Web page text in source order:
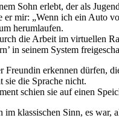
Sohn erlebt, der als
er mir: „Wenn ich ein Auto
herumlaufen.
die Arbeit im virtuellen
in seinem System
Freundin erkennen dürfen,
sie die Sprache nicht.
schien sie auf einen
im klassischen Sinn, es war,